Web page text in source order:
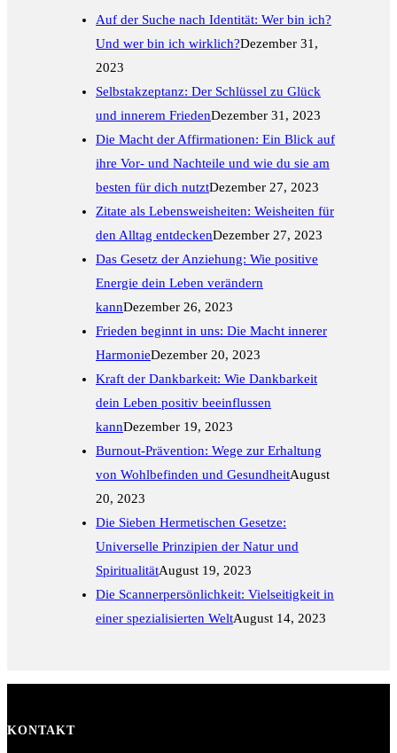
Auf der Suche nach Identität: Wer bin ich?
Und wer bin ich wirklich?Dezember 31,
2023
Selbstakzeptanz: Der Schlüssel zu Glück
und innerem FriedenDezember 31, 2023
Die Macht der Affirmationen: Ein Blick auf
ihre Vor- und Nachteile und wie du sie am
besten für dich nutztDezember 27, 2023
Zitate als Lebensweisheiten: Weisheiten für
den Alltag entdeckenDezember 27, 2023
Das Gesetz der Anziehung: Wie positive
Energie dein Leben verändern
kannDezember 26, 2023
Frieden beginnt in uns: Die Macht innerer
HarmonieDezember 20, 2023
Kraft der Dankbarkeit: Wie Dankbarkeit
dein Leben positiv beeinflussen
kannDezember 19, 2023
Burnout-Prävention: Wege zur Erhaltung
von Wohlbefinden und GesundheitAugust
20, 2023
Die Sieben Hermetischen Gesetze:
Universelle Prinzipien der Natur und
SpiritualitätAugust 19, 2023
Die Scannerpersönlichkeit: Vielseitigkeit in
einer spezialisierten WeltAugust 14, 2023
KONTAKT